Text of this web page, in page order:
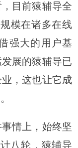
目前猿辅导全
模在诸多在线
强大的用户基
展的猿辅导已
，这也让它成
情上，始终坚
八轮，猿辅导